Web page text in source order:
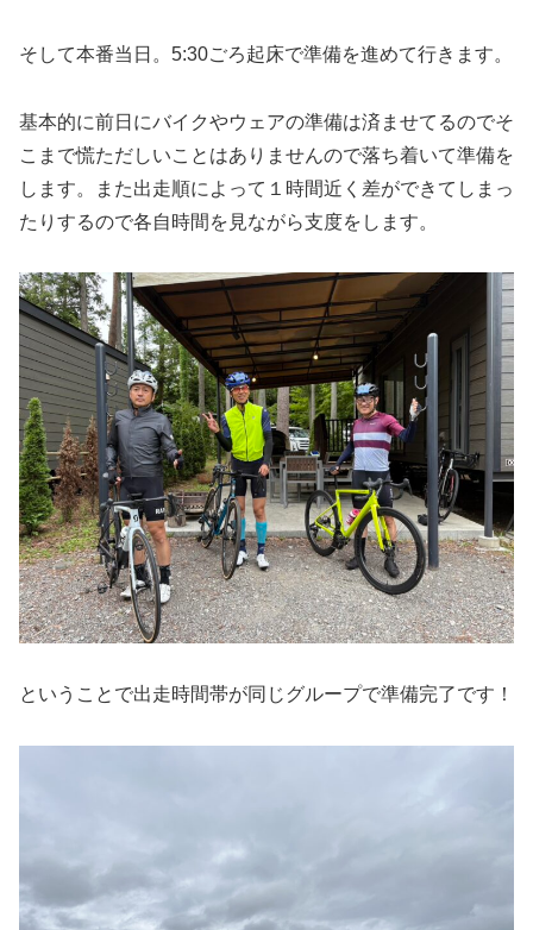
そして本番当日。5:30ごろ起床で準備を進めて行きます。
基本的に前日にバイクやウェアの準備は済ませてるのでそ
こまで慌ただしいことはありませんので落ち着いて準備を
します。また出走順によって１時間近く差ができてしまっ
たりするので各自時間を見ながら支度をします。
ということで出走時間帯が同じグループで準備完了です！